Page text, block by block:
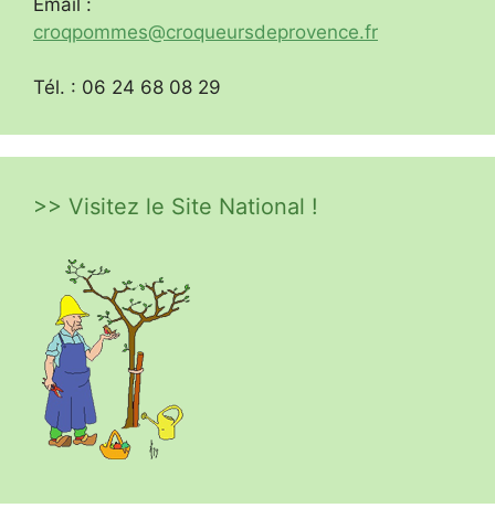
Email :
croqpommes@croqueursdeprovence.fr
Tél. : 06 24 68 08 29
>> Visitez le Site National !